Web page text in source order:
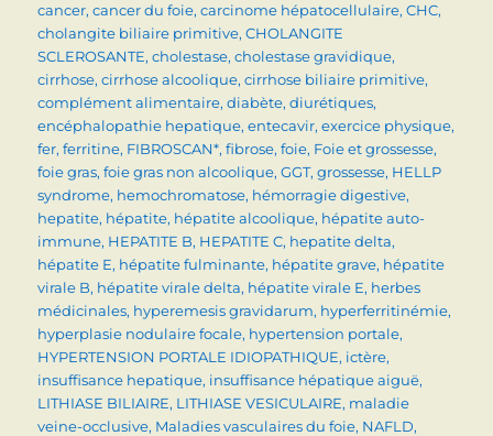
cancer,cancer du foie,carcinome hépatocellulaire,CHC,
cholangite biliaire primitive,CHOLANGITE
SCLEROSANTE,cholestase,cholestase gravidique,
cirrhose,cirrhose alcoolique,cirrhose biliaire primitive,
complément alimentaire,diabète,diurétiques,
encéphalopathie hepatique,entecavir,exercice physique,
fer,ferritine, FIBROSCAN*,fibrose,foie, Foie et grossesse,
foie gras,foie gras non alcoolique,GGT,grossesse, HELLP
syndrome, hemochromatose, hémorragie digestive,
hepatite, hépatite, hépatite alcoolique, hépatite auto-
immune, HEPATITE B, HEPATITE C, hepatite delta,
hépatite E, hépatite fulminante, hépatite grave, hépatite
virale B, hépatite virale delta, hépatite virale E, herbes
médicinales, hyperemesis gravidarum, hyperferritinémie,
hyperplasie nodulaire focale, hypertension portale,
HYPERTENSION PORTALE IDIOPATHIQUE, ictère,
insuffisance hepatique, insuffisance hépatique aiguë,
LITHIASE BILIAIRE, LITHIASE VESICULAIRE, maladie
veine-occlusive, Maladies vasculaires du foie, NAFLD,